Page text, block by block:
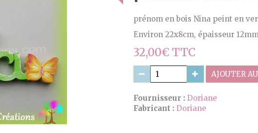
prénom en bois Nina peint en
Environ 22x8cm, épaisseur
32,00€ TTC
AJOUTER
Fournisseur : Doriane
Fabricant : Doriane